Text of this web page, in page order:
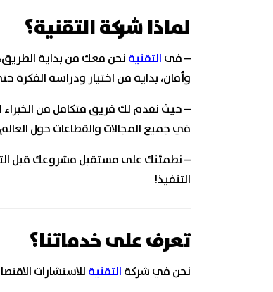
لماذا شركة التقنية؟
–فى التقنية نحن معك من بداية
وأمان، بداية من اختيار ودراسة
–حيث نقدم لك فريق متكامل من
في جميع المجالات والقطاعات حول
–نطمئنك على مستقبل مشروعك قبل
التنفيذ!
تعرف على خدماتنا؟
نحن في شركة التقنية للاستشارات